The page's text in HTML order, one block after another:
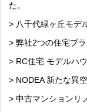
た。
> 八千代緑ヶ丘モデ
> 弊社2つの住宅ブ
> RC住宅 モデルハ
> NODEA 新たな異
> 中古マンションリ